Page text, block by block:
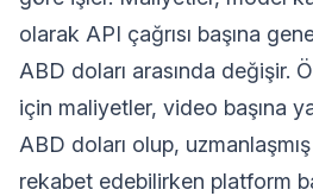
olarak API çağrısı başına
ABD doları arasında değişir.
için maliyetler, video başına
ABD doları olup, uzmanlaşmış
rekabet edebilirken platform